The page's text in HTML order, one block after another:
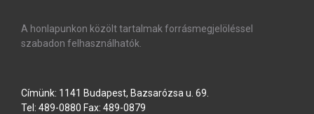
A honlapunkon közölt tartalmak forrásmegjelöléssel
szabadon felhasználhatók.
Címünk: 1141 Budapest, Bazsarózsa u. 69.
Tel: 489-0880 Fax: 489-0879